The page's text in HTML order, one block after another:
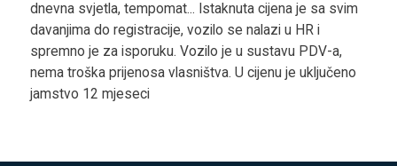
dnevna svjetla, tempomat... Istaknuta cijena je sa svim
davanjima do registracije, vozilo se nalazi u HR i
spremno je za isporuku. Vozilo je u sustavu PDV-a,
nema troška prijenosa vlasništva. U cijenu je uključeno
jamstvo 12 mjeseci